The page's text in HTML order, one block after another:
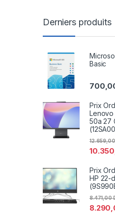
Derniers produits
Basic
Prix
50a 27
Prix
HP 22-
8.471,00